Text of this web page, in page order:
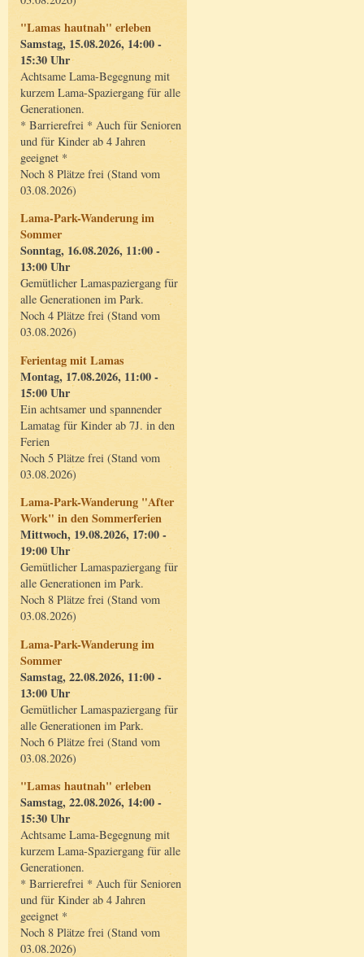
"Lamas hautnah" erleben
Samstag, 15.08.2026, 14:00 -
15:30 Uhr
Achtsame Lama-Begegnung mit
kurzem Lama-Spaziergang für alle
Generationen.
* Barrierefrei * Auch für Senioren
und für Kinder ab 4 Jahren
geeignet *
Noch 8 Plätze frei (Stand vom
03.08.2026)
Lama-Park-Wanderung im
Sommer
Sonntag, 16.08.2026, 11:00 -
13:00 Uhr
Gemütlicher Lamaspaziergang für
alle Generationen im Park.
Noch 4 Plätze frei (Stand vom
03.08.2026)
Ferientag mit Lamas
Montag, 17.08.2026, 11:00 -
15:00 Uhr
Ein achtsamer und spannender
Lamatag für Kinder ab 7J. in den
Ferien
Noch 5 Plätze frei (Stand vom
03.08.2026)
Lama-Park-Wanderung "After
Work" in den Sommerferien
Mittwoch, 19.08.2026, 17:00 -
19:00 Uhr
Gemütlicher Lamaspaziergang für
alle Generationen im Park.
Noch 8 Plätze frei (Stand vom
03.08.2026)
Lama-Park-Wanderung im
Sommer
Samstag, 22.08.2026, 11:00 -
13:00 Uhr
Gemütlicher Lamaspaziergang für
alle Generationen im Park.
Noch 6 Plätze frei (Stand vom
03.08.2026)
"Lamas hautnah" erleben
Samstag, 22.08.2026, 14:00 -
15:30 Uhr
Achtsame Lama-Begegnung mit
kurzem Lama-Spaziergang für alle
Generationen.
* Barrierefrei * Auch für Senioren
und für Kinder ab 4 Jahren
geeignet *
Noch 8 Plätze frei (Stand vom
03.08.2026)